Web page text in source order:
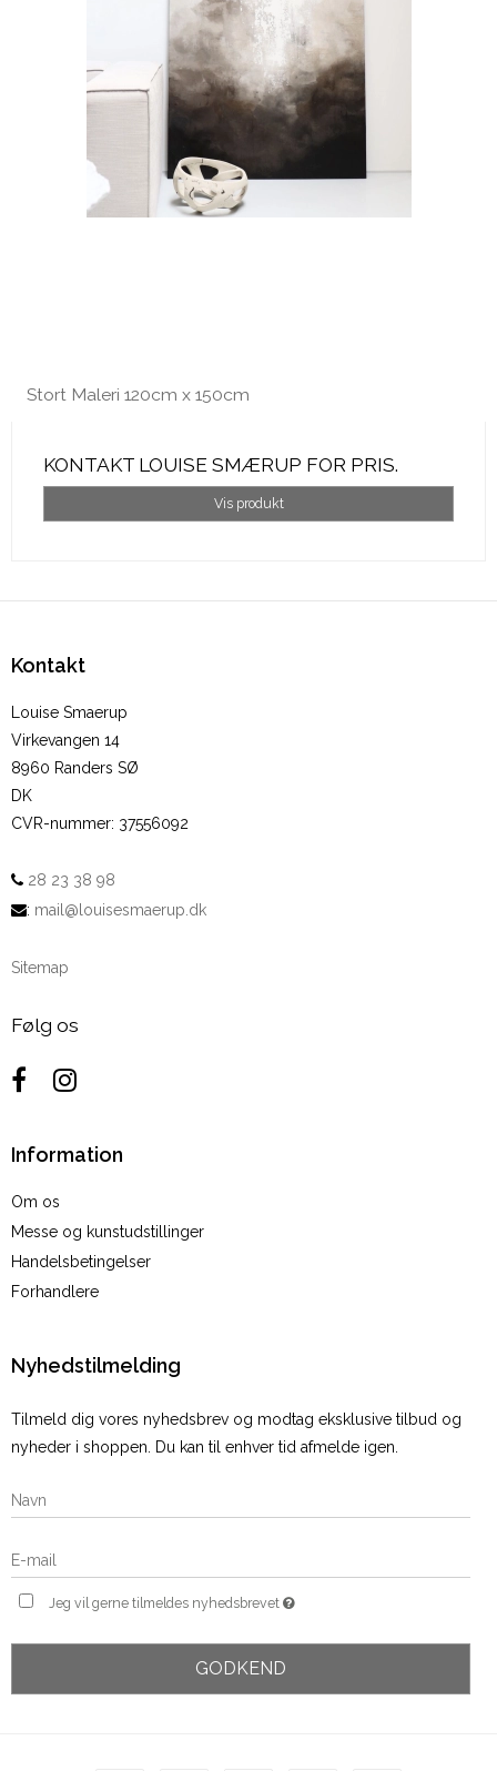
Stort Maleri 120cm x 150cm
KONTAKT LOUISE SMÆRUP FOR PRIS.
Vis produkt
Kontakt
Louise Smaerup
Virkevangen 14
8960 Randers SØ
DK
CVR-nummer: 37556092
28 23 38 98
: mail@louisesmaerup.dk
Sitemap
Følg os
Information
Om os
Messe og kunstudstillinger
Handelsbetingelser
Forhandlere
Nyhedstilmelding
Tilmeld dig vores nyhedsbrev og modtag eksklusive tilbud og
nyheder i shoppen. Du kan til enhver tid afmelde igen.
Jeg vil gerne tilmeldes nyhedsbrevet
GODKEND